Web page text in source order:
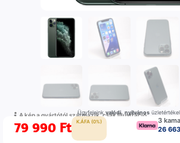
A kép a gyártótól származik, csak illustráció
Ügyfeleinkvalódi,nyilvános
79 990 Ft K.ÁFA (0%)
3
26